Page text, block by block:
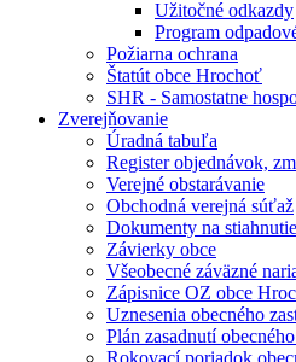
Užitočné odkazdy
Program
Požiarna ochrana
Štatút obce Hrochoť
SHR - Samostatne
Zverejňovanie
Úradná tabuľa
Register objednávok,
Verejné obstarávanie
Obchodná verejná súťaž
Dokumenty na stiahnutie
Závierky obce
Všeobecné záväzné
Zápisnice OZ obce
Uznesenia obecného
Plán zasadnutí
Rokovací poriadok